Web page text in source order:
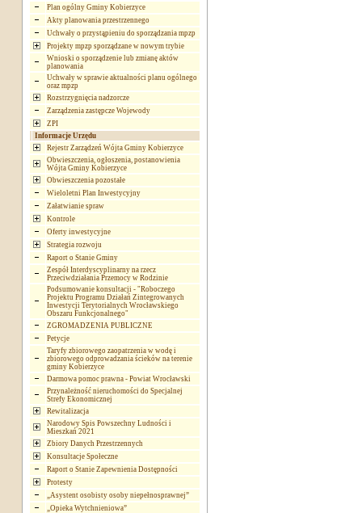
Plan ogólny Gminy Kobierzyce
Akty planowania przestrzennego
Uchwały o przystąpieniu do sporządzania mpzp
Projekty mpzp sporządzane w nowym trybie
Wnioski o sporządzenie lub zmianę aktów
planowania
Uchwały w sprawie aktualności planu ogólnego
oraz mpzp
Rozstrzygnięcia nadzorcze
Zarządzenia zastępcze Wojewody
ZPI
Informacje Urzędu
Rejestr Zarządzeń Wójta Gminy Kobierzyce
Obwieszczenia, ogłoszenia, postanowienia
Wójta Gminy Kobierzyce
Obwieszczenia pozostałe
Wieloletni Plan Inwestycyjny
Załatwianie spraw
Kontrole
Oferty inwestycyjne
Strategia rozwoju
Raport o Stanie Gminy
Zespół Interdyscyplinarny na rzecz
Przeciwdziałania Przemocy w Rodzinie
Podsumowanie konsultacji - "Roboczego
Projektu Programu Działań Zintegrowanych
Inwestycji Terytorialnych Wrocławskiego
Obszaru Funkcjonalnego"
ZGROMADZENIA PUBLICZNE
Petycje
Taryfy zbiorowego zaopatrzenia w wodę i
zbiorowego odprowadzania ścieków na terenie
gminy Kobierzyce
Darmowa pomoc prawna - Powiat Wrocławski
Przynależność nieruchomości do Specjalnej
Strefy Ekonomicznej
Rewitalizacja
Narodowy Spis Powszechny Ludności i
Mieszkań 2021
Zbiory Danych Przestrzennych
Konsultacje Społeczne
Raport o Stanie Zapewnienia Dostępności
Protesty
„Asystent osobisty osoby niepełnosprawnej”
„Opieka Wytchnieniowa”